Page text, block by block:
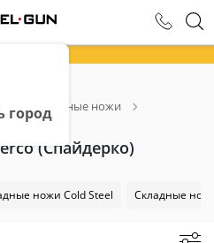
городСкладные ножи
(Спайдерко)
ножи Cold Steel Складные